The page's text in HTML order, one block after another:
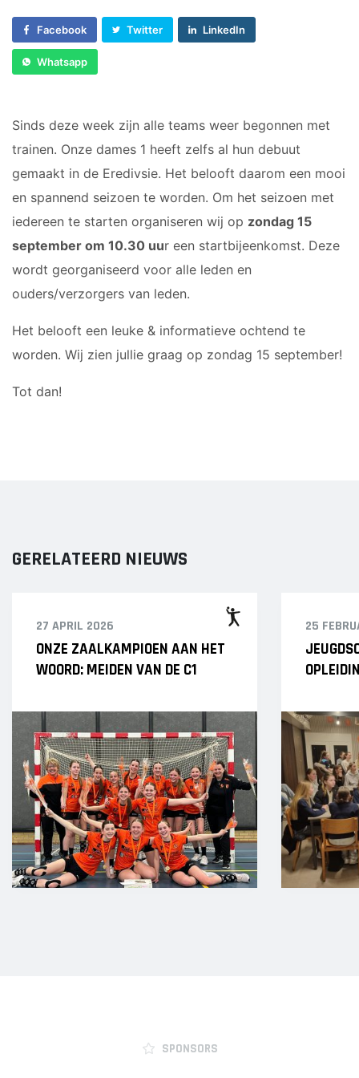
C1
C2
E2
E3
F1
F2
RECREANTEN
Dames Midweek 1
Dames Midweek 2
Lid worden
Facebook Twitter LinkedIn
Whatsapp
Sinds deze week zijn alle teams weer begonnen met
trainen. Onze dames 1 heeft zelfs al hun debuut
gemaakt in de Eredivsie. Het belooft daarom een mooi
en spannend seizoen te worden. Om het seizoen met
iedereen te starten organiseren wij op zondag 15
september om 10.30 uur een startbijeenkomst. Deze
wordt georganiseerd voor alle leden en
ouders/verzorgers van leden.
Het belooft een leuke & informatieve ochtend te
worden. Wij zien jullie graag op zondag 15 september!
Tot dan!
GERELATEERD NIEUWS
27 APRIL 2026
ONZE ZAALKAMPIOEN AAN HET
WOORD: MEIDEN VAN DE C1
25
SPONSORS